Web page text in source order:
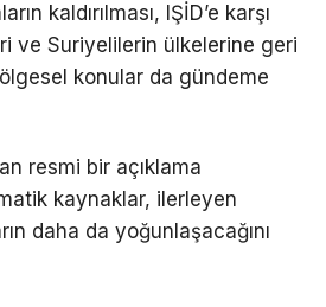
kaldırılması, IŞİD’e karşı
ve Suriyelilerin ülkelerine geri
konular da gündeme
resmi bir açıklama
kaynaklar, ilerleyen
daha da yoğunlaşacağını